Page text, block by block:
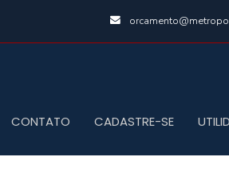
CONTATO CADASTRE-SE